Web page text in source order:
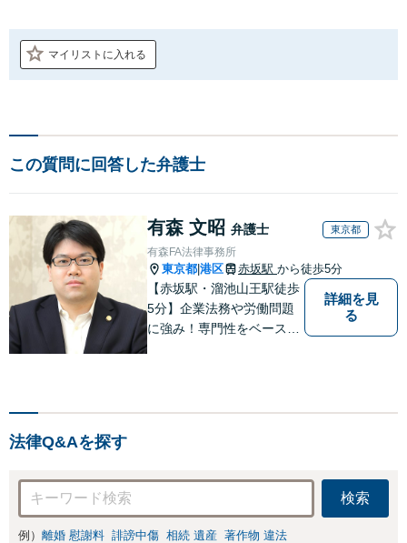
マイリストに入れる
この質問に回答した弁護士
有森 文昭 弁護士 東京都
有森FA法律事務所
東京都 港区 赤坂駅 から徒歩5分
【赤坂駅・溜池山王駅徒歩
5分】企業法務や労働問題
に強み！専門性をベースに
詳細を見
る
法律Q&Aを探す
検索
例） 離婚 慰謝料 誹謗中傷 相続 遺産 著作物 違法